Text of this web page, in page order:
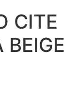
CITE
BEIGE